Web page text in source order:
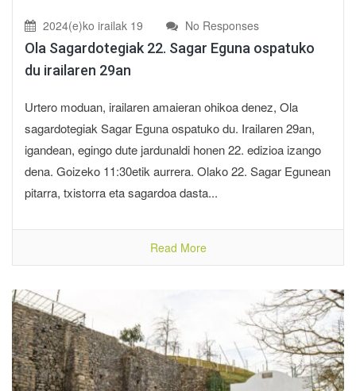
2024(e)ko irailak 19 No Responses
Ola Sagardotegiak 22. Sagar Eguna ospatuko
du irailaren 29an
Urtero moduan, irailaren amaieran ohikoa denez, Ola
sagardotegiak Sagar Eguna ospatuko du. Irailaren 29an,
igandean, egingo dute jardunaldi honen 22. edizioa izango
dena. Goizeko 11:30etik aurrera. Olako 22. Sagar Egunean
pitarra, txistorra eta sagardoa dasta...
Read More